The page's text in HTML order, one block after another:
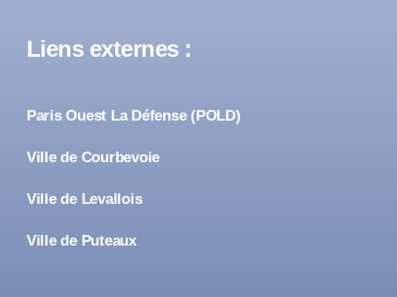
Liens externes :
Paris Ouest La Défense (POLD)
Ville de Courbevoie
Ville de Levallois
Ville de Puteaux